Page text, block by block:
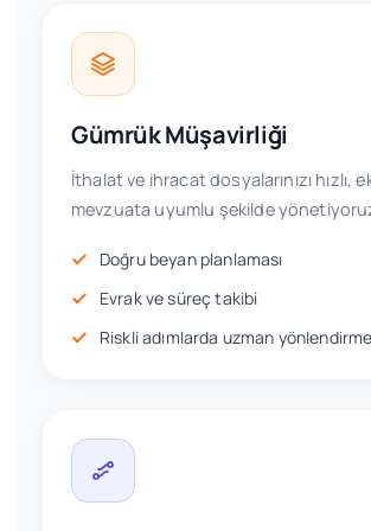
Gümrük Müşavirliği
İthalat ve ihracat dosyalarınızı hızlı,
mevzuata uyumlu şekilde
Doğru beyan planlaması
Evrak ve süreç takibi
Riskli adımlarda uzman